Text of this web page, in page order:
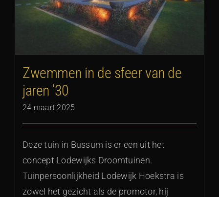
Zwemmen in de sfeer van de
jaren ’30
24 maart 2025
Deze tuin in Bussum is er een uit het
concept Lodewijks Droomtuinen.
Tuinpersoonlijkheid Lodewijk Hoekstra is
zowel het gezicht als de promotor, hij